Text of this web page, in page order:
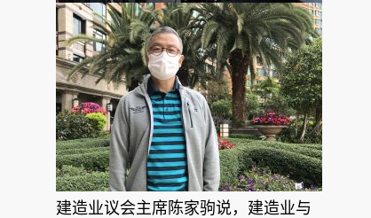
建造业议会主席陈家驹说，建造业与